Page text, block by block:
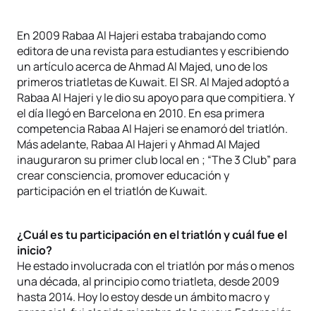
En 2009 Rabaa Al Hajeri estaba trabajando como
editora de una revista para estudiantes y escribiendo
un artículo acerca de Ahmad Al Majed, uno de los
primeros triatletas de Kuwait. El SR. Al Majed adoptó a
Rabaa Al Hajeri y le dio su apoyo para que compitiera. Y
el día llegó en Barcelona en 2010. En esa primera
competencia Rabaa Al Hajeri se enamoró del triatlón.
Más adelante, Rabaa Al Hajeri y Ahmad Al Majed
inauguraron su primer club local en ; “The 3 Club” para
crear consciencia, promover educación y
participación en el triatlón de Kuwait.
¿Cuál es tu participación en el triatlón y cuál fue el
inicio?
He estado involucrada con el triatlón por más o menos
una década, al principio como triatleta, desde 2009
hasta 2014. Hoy lo estoy desde un ámbito macro y